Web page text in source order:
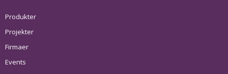
Produkter
Projekter
Firmaer
Events